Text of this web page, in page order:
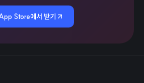
Store에서 받기